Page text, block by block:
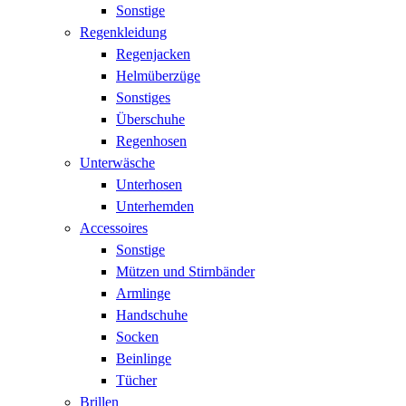
Sonstige
Regenkleidung
Regenjacken
Helmüberzüge
Sonstiges
Überschuhe
Regenhosen
Unterwäsche
Unterhosen
Unterhemden
Accessoires
Sonstige
Mützen und Stirnbänder
Armlinge
Handschuhe
Socken
Beinlinge
Tücher
Brillen